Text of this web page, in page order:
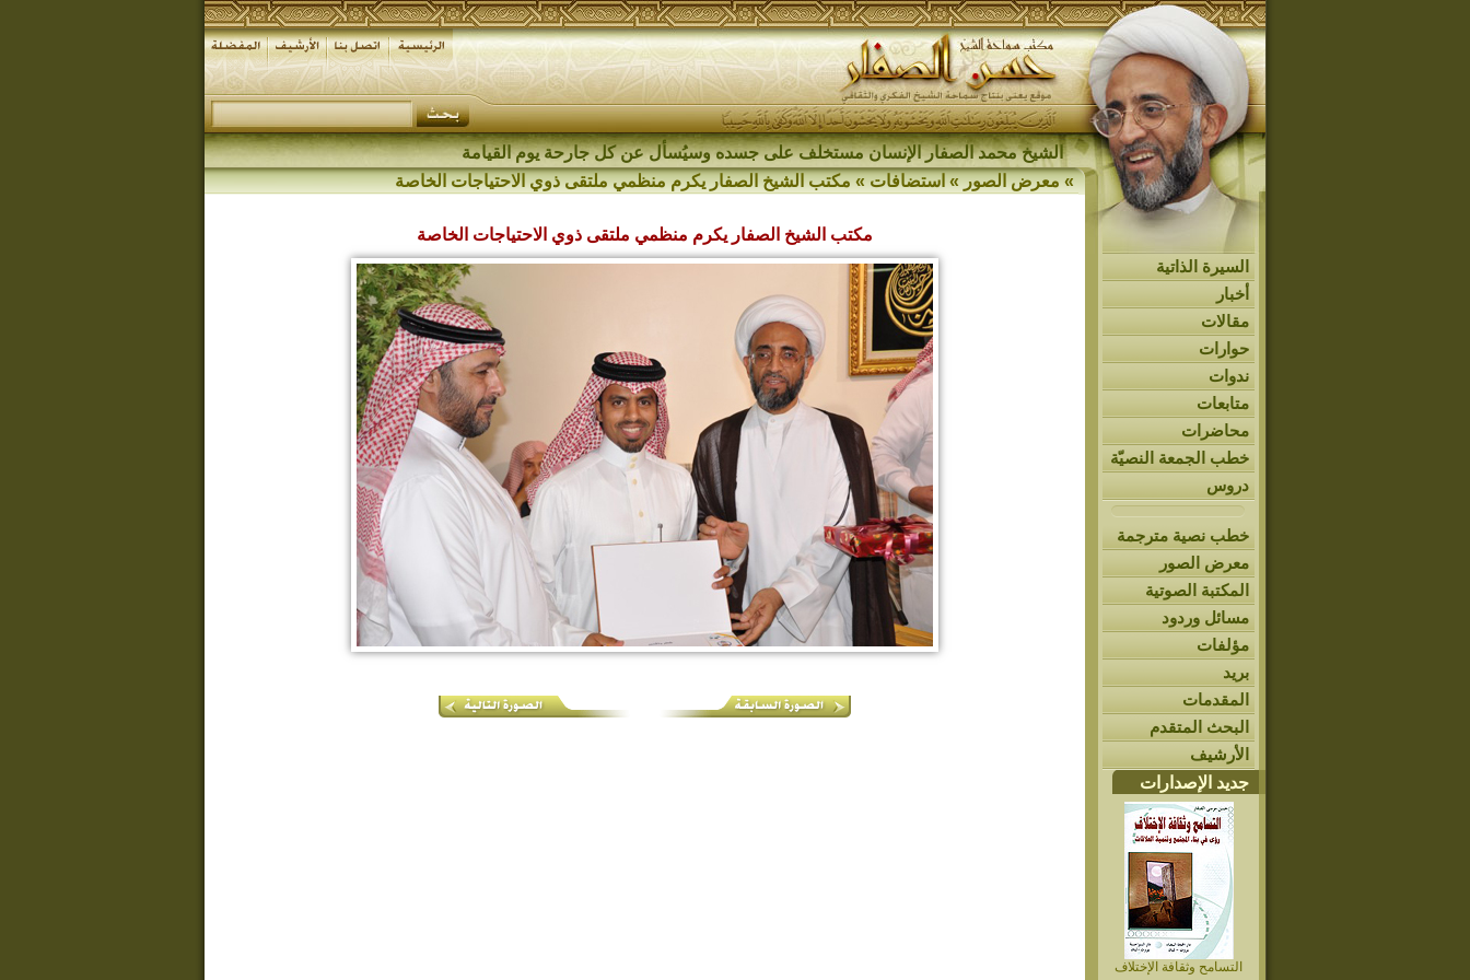
الشيخ محمد الصفار الإنسان مستخلف على جسده وسيُسأل عن كل جارحة يوم القيامة
السيرة الذاتية
أخبار
مقالات
حوارات
ندوات
متابعات
محاضرات
خطب الجمعة النصيّة
دروس
خطب نصية مترجمة
معرض الصور
المكتبة الصوتية
مسائل وردود
مؤلفات
بريد
المقدمات
البحث المتقدم
الأرشيف
جديد الإصدارات
التسامح وثقافة الإختلاف
»معرض الصور»استضافات»مكتب الشيخ الصفار يكرم منظمي ملتقى ذوي الاحتياجات الخاصة
مكتب الشيخ الصفار يكرم منظمي ملتقى ذوي الاحتياجات الخاصة